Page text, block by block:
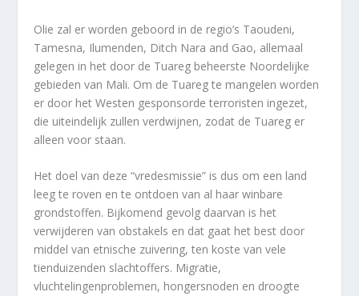
Olie zal er worden geboord in de regio’s Taoudeni,
Tamesna, Ilumenden, Ditch Nara and Gao, allemaal
gelegen in het door de Tuareg beheerste Noordelijke
gebieden van Mali. Om de Tuareg te mangelen worden
er door het Westen gesponsorde terroristen ingezet,
die uiteindelijk zullen verdwijnen, zodat de Tuareg er
alleen voor staan.
Het doel van deze “vredesmissie” is dus om een land
leeg te roven en te ontdoen van al haar winbare
grondstoffen. Bijkomend gevolg daarvan is het
verwijderen van obstakels en dat gaat het best door
middel van etnische zuivering, ten koste van vele
tienduizenden slachtoffers. Migratie,
vluchtelingenproblemen, hongersnoden en droogte